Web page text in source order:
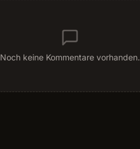
Noch keine Kommentare vorhanden.